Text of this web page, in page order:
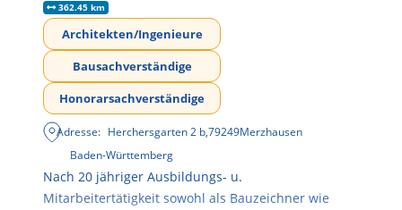
362.45 km
Architekten/Ingenieure
Bausachverständige
Honorarsachverständige
Adresse: Herchersgarten 2 b,79249Merzhausen
Baden-Württemberg
Nach 20 jähriger Ausbildungs- u.
Mitarbeitertätigkeit sowohl als Bauzeichner wie